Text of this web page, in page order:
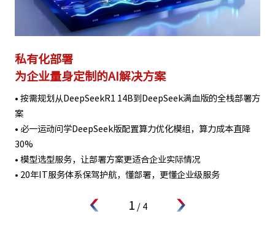
私有化部署
为企业量身定制的AI解决方案
• 按需规划从DeepSeekR1 14B到DeepSeek满血版的全栈部署方
案
• 必一运动问学DeepSeek版配置算力优化模组，算力成本直降
30%
• 模型选型服务，让部署方案更适合企业实际情况
• 20年IT服务体系保驾护航，懂部署，更懂企业级服务
1 / 4